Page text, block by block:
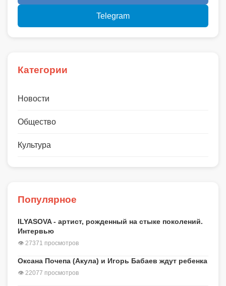
Telegram
Категории
Новости
Общество
Культура
Популярное
ILYASOVA - артист, рожденный на стыке поколений.
Интервью
👁 27371 просмотров
Оксана Почепа (Акула) и Игорь Бабаев ждут ребенка
👁 22077 просмотров